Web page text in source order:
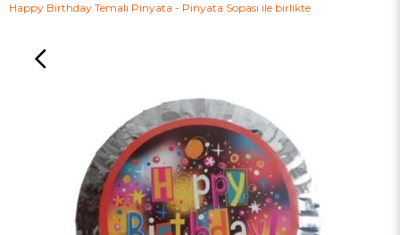
Happy Birthday Temalı Pinyata - Pinyata Sopası ile birlikte